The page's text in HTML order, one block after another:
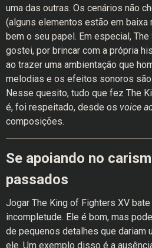
uma das outras. Os cenários não
(alguns elementos estão em baixa
bem o seu papel. Em especial,
gostei, por brincar com a própria
ao trazer uma ambientação que
melodias e os efeitos sonoros
Nesse quesito, tudo que fez The
é, foi respeitado, desde os voice
composições.
Se apoiando no
passados
Jogar The King of Fighters XV
incompletude. Ele é bom, mas
de pequenos detalhes que dariam
ele. Um exemplo disso é a